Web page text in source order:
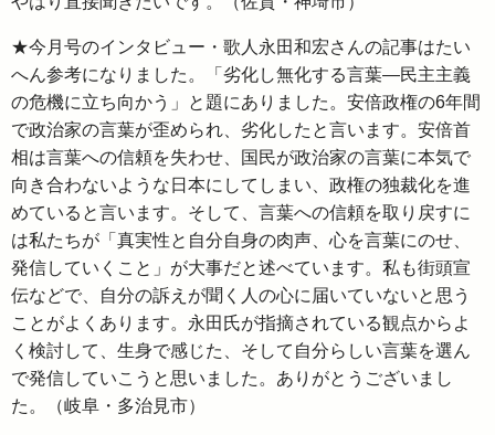
★今月号のインタビュー・歌人永田和宏さんの記事はたい
へん参考になりました。「劣化し無化する言葉―民主主義
の危機に立ち向かう」と題にありました。安倍政権の6年間
で政治家の言葉が歪められ、劣化したと言います。安倍首
相は言葉への信頼を失わせ、国民が政治家の言葉に本気で
向き合わないような日本にしてしまい、政権の独裁化を進
めていると言います。そして、言葉への信頼を取り戻すに
は私たちが「真実性と自分自身の肉声、心を言葉にのせ、
発信していくこと」が大事だと述べています。私も街頭宣
伝などで、自分の訴えが聞く人の心に届いていないと思う
ことがよくあります。永田氏が指摘されている観点からよ
く検討して、生身で感じた、そして自分らしい言葉を選ん
で発信していこうと思いました。ありがとうございまし
た。（岐阜・多治見市）